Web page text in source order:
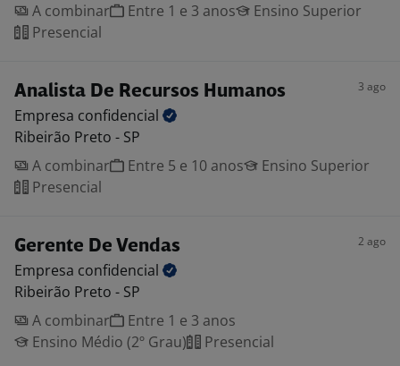
A combinar
Entre 1 e 3 anos
Ensino Superior
Presencial
Analista De Recursos Humanos 3 ago
Empresa confidencial
Ribeirão Preto - SP
A combinar
Entre 5 e 10 anos
Ensino Superior
Presencial
Gerente De Vendas 2 ago
Empresa confidencial
Ribeirão Preto - SP
A combinar
Entre 1 e 3 anos
Ensino Médio (2º Grau)
Presencial